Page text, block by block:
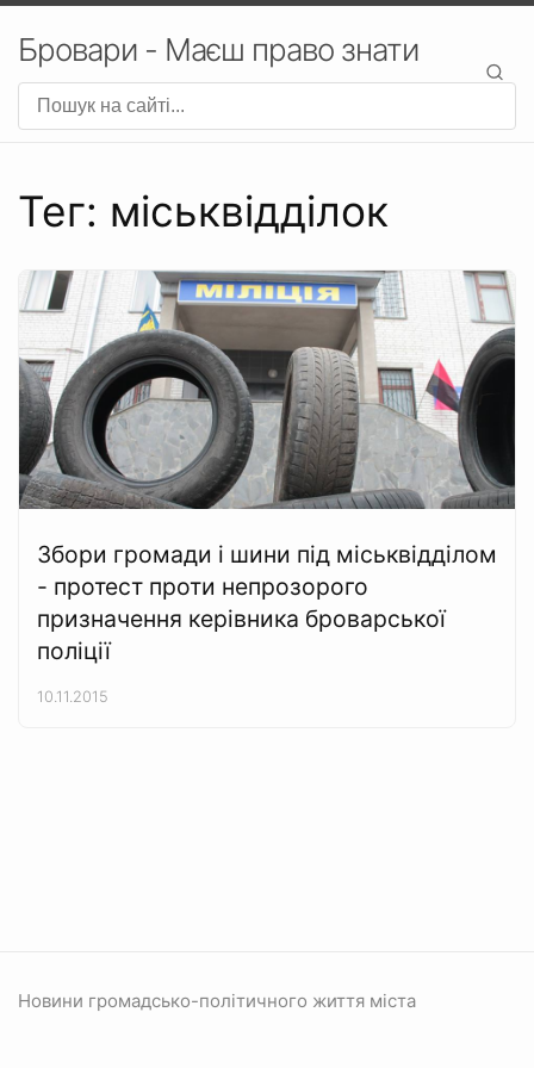
Бровари - Маєш право знати
Тег: міськвідділок
Збори громади і шини під міськвідділом
- протест проти непрозорого
призначення керівника броварської
поліції
10.11.2015
Новини громадсько-політичного життя міста